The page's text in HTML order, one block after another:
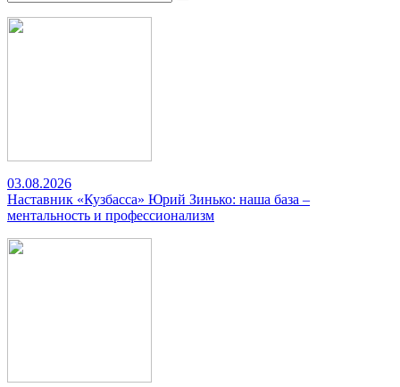
03.08.2026
Наставник «Кузбасса» Юрий Зинько: наша база –
ментальность и профессионализм